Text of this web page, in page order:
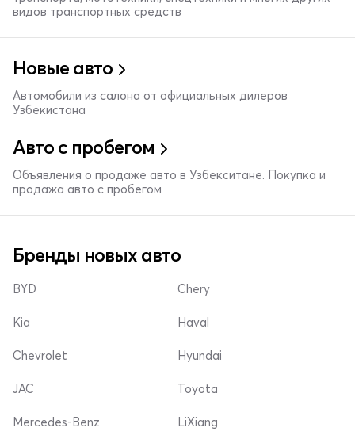
видов транспортных средств
Новые авто
Автомобили из салона от официальных дилеров
Узбекистана
Авто с пробегом
Объявления о продаже авто в Узбекситане. Покупка и
продажа авто с пробегом
Бренды новых авто
BYD
Kia
Chevrolet
Chery
Haval
Hyundai
JAC
Mercedes-Benz
Toyota
LiXiang